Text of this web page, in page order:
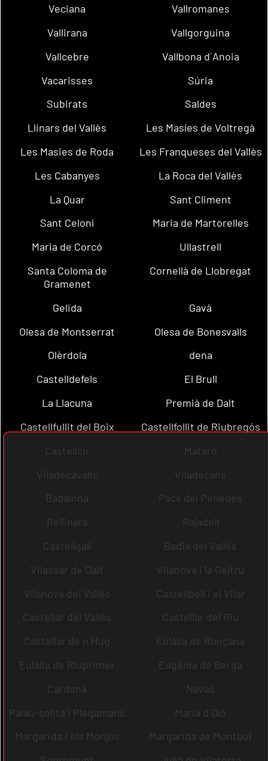
Veciana
Vallromanes
Vallirana
Vallgorguina
Vallcebre
Vallbona d´Anoia
Vacarisses
Súria
Subirats
Saldes
Llinars del Vallès
Les Masíes de Voltregà
Les Masies de Roda
Les Franqueses del Vallès
Les Cabanyes
La Roca del Vallès
La Quar
Sant Climent
Sant Celoni
Maria de Martorelles
Maria de Corcó
Ullastrell
Santa Coloma de
Gramenet
Cornellà de Llobregat
Gelida
Gavà
Olesa de Montserrat
Olesa de Bonesvalls
Olèrdola
dena
Castelldefels
El Brull
La Llacuna
Premià de Dalt
Castellfullit del Boix
Castellfollit de Riubregós
Castellcir
Mataró
Viladecavalls
Viladecans
Badalona
Pacs del Penedès
Rellinars
Rajadell
Castellgalí
Badia del Vallès
Vilassar de Dalt
Vilanova i la Geltrú
Vilanova del Vallès
Castellbell i el Vilar
Castellar del Vallès
Castellar del Riu
Castellar de n´Hug
Eulàlia de Ronçana
Eulàlia de Riuprimer
Eugènia de Berga
Cardona
Navas
Palau-solità i Plegamans
Maria d´Oló
Margarida i els Monjos
Margarida de Montbui